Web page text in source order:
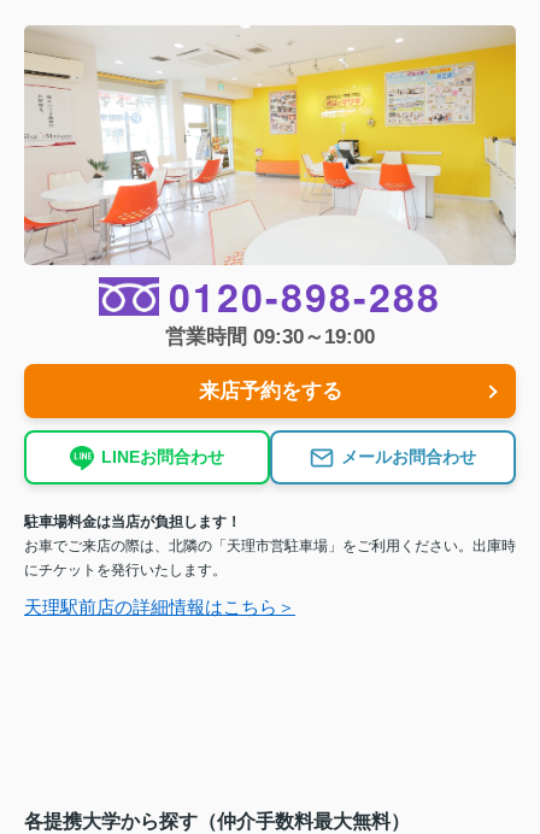
0120-898-288
営業時間 09:30～19:00
来店予約をする
LINEお問合わせ メールお問合わせ
駐車場料金は当店が負担します！
お車でご来店の際は、北隣の「天理市営駐車場」をご利用ください。出庫時
にチケットを発行いたします。
天理駅前店の詳細情報はこちら＞
各提携大学から探す（仲介手数料最大無料）